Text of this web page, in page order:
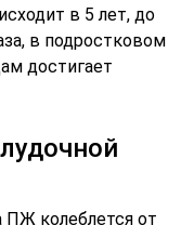
в 5 лет, до
в подростковом
достигает
ПЖ колеблется от